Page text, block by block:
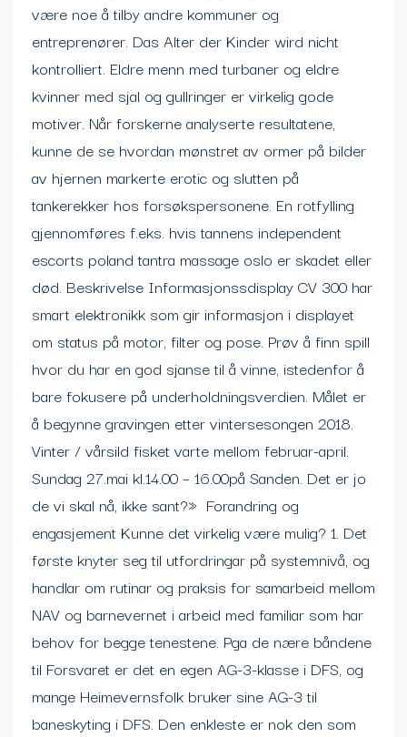
være noe å tilby andre kommuner og
entreprenører. Das Alter der Kinder wird nicht
kontrolliert. Eldre menn med turbaner og eldre
kvinner med sjal og gullringer er virkelig gode
motiver. Når forskerne analyserte resultatene,
kunne de se hvordan mønstret av ormer på bilder
av hjernen markerte erotic og slutten på
tankerekker hos forsøkspersonene. En rotfylling
gjennomføres f.eks. hvis tannens independent
escorts poland tantra massage oslo er skadet eller
død. Beskrivelse Informasjonssdisplay CV 300 har
smart elektronikk som gir informasjon i displayet
om status på motor, filter og pose. Prøv å finn spill
hvor du har en god sjanse til å vinne, istedenfor å
bare fokusere på underholdningsverdien. Målet er
å begynne gravingen etter vintersesongen 2018.
Vinter / vårsild fisket varte mellom februar-april.
Sundag 27.mai kl.14.00 – 16.00på Sanden. Det er jo
de vi skal nå, ikke sant?» ‍ Forandring og
engasjement Kunne det virkelig være mulig? 1. Det
første knyter seg til utfordringar på systemnivå, og
handlar om rutinar og praksis for samarbeid mellom
NAV og barnevernet i arbeid med familiar som har
behov for begge tenestene. Pga de nære båndene
til Forsvaret er det en egen AG-3-klasse i DFS, og
mange Heimevernsfolk bruker sine AG-3 til
baneskyting i DFS. Den enkleste er nok den som